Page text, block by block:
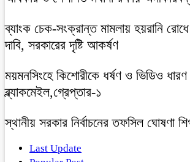
ব্যাংক চেক-সংক্রান্ত মামলায় হয়রানি
দাবি, সরকারের দৃষ্টি আকর্ষণ
ময়মনসিংহে কিশোরীকে ধর্ষণ ও ভিডিও
ব্ল্যাকমেইল,গ্রেপ্তার-১
স্থানীয় সরকার নির্বাচনের তফসিল ঘোষণা
Last Update